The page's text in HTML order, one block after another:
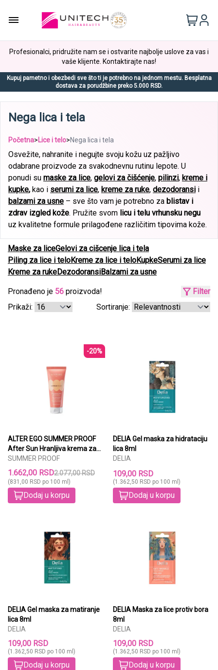
Profesionalci, pridružite nam se i ostvarite najbolje uslove za vas i
vaše klijente. Kontaktirajte nas!
Kupuj pametno i obezbedi sve što ti je potrebno na jednom mestu. Besplatna
dostava za porudžbine preko 5.000 RSD.
Nega lica i tela
Početna>Lice i telo>Nega lica i tela
Osvežite, nahranite i negujte svoju kožu uz pažljivo
odabrane proizvode za svakodnevnu rutinu lepote. U
ponudi su maske za lice, gelovi za čišćenje, pilinzi, kreme i
kupke, kao i serumi za lice, kreme za ruke, dezodoransi i
balzami za usne – sve što vam je potrebno za blistav i
zdrav izgled kože. Pružite svom licu i telu vrhunsku negu
uz kvalitetne formule prilagođene različitim tipovima kože.
Maske za liceGelovi za cišcenje lica i tela
Piling za lice i teloKreme za lice i teloKupkeSerumi za lice
Kreme za rukeDezodoransiBalzami za usne
Pronađeno je 56 proizvoda!
Filter
Prikaži:
Sortiranje:
-20%
ALTER EGO SUMMER PROOF
After Sun Hranljiva krema za
telo 200ml
SUMMER PROOF
1.662,00 RSD2.077,00 RSD
(831,00 RSD po 100 ml)
Dodaj u korpu
DELIA Gel maska za hidrataciju
lica 8ml
DELIA
109,00 RSD
(1.362,50 RSD po 100 ml)
Dodaj u korpu
DELIA Gel maska za matiranje
lica 8ml
DELIA
109,00 RSD
(1.362,50 RSD po 100 ml)
Dodaj u korpu
DELIA Maska za lice protiv bora
8ml
DELIA
109,00 RSD
(1.362,50 RSD po 100 ml)
Dodaj u korpu